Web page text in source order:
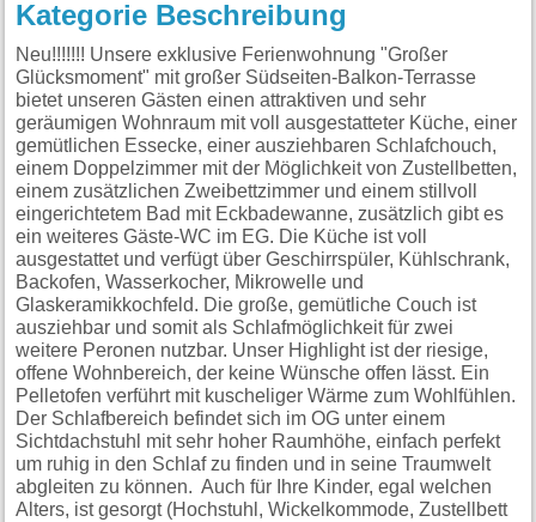
Kategorie Beschreibung
Neu!!!!!!! Unsere exklusive Ferienwohnung "Großer
Glücksmoment" mit großer Südseiten-Balkon-Terrasse
bietet unseren Gästen einen attraktiven und sehr
geräumigen Wohnraum mit voll ausgestatteter Küche, einer
gemütlichen Essecke, einer ausziehbaren Schlafchouch,
einem Doppelzimmer mit der Möglichkeit von Zustellbetten,
einem zusätzlichen Zweibettzimmer und einem stillvoll
eingerichtetem Bad mit Eckbadewanne, zusätzlich gibt es
ein weiteres Gäste-WC im EG. Die Küche ist voll
ausgestattet und verfügt über Geschirrspüler, Kühlschrank,
Backofen, Wasserkocher, Mikrowelle und
Glaskeramikkochfeld. Die große, gemütliche Couch ist
ausziehbar und somit als Schlafmöglichkeit für zwei
weitere Peronen nutzbar. Unser Highlight ist der riesige,
offene Wohnbereich, der keine Wünsche offen lässt. Ein
Pelletofen verführt mit kuscheliger Wärme zum Wohlfühlen.
Der Schlafbereich befindet sich im OG unter einem
Sichtdachstuhl mit sehr hoher Raumhöhe, einfach perfekt
um ruhig in den Schlaf zu finden und in seine Traumwelt
abgleiten zu können. Auch für Ihre Kinder, egal welchen
Alters, ist gesorgt (Hochstuhl, Wickelkommode, Zustellbett